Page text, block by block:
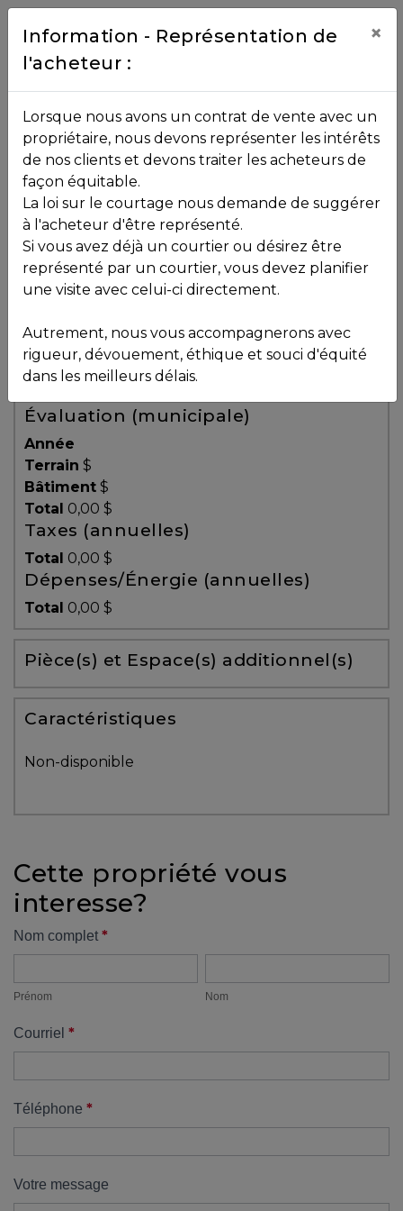
Contact
NOS
PROPRIÉTÉS
VOS
COURTIERS
Équipe
Partenaires
Témoignages
Blogue
ACHAT
Alerte
immobilière
Avec
un
courtier
vous
protégé!
outils
pour
financement
propriétaire
UNE
DÉCISION
!
de
démarrage
:
Toutes les propriétés
Vendu
, , ,
J8A 1N9
Voir plus de photos
Évaluation (municipale)
Année
Terrain $
Bâtiment $
Total 0,00 $
Taxes (annuelles)
Total 0,00 $
Dépenses/Énergie (annuelles)
Total 0,00 $
Pièce(s) et Espace(s) additionnel(s)
Caractéristiques
Non-disponible
Cette propriété vous
interesse?
Formulaire
Nom complet *
Prénom Nom
Courriel *
Téléphone *
Votre message
Information - Représentation de
l'acheteur :
×
Lorsque nous avons un contrat de vente avec un
propriétaire, nous devons représenter les intérêts
de nos clients et devons traiter les acheteurs de
façon équitable.
La loi sur le courtage nous demande de suggérer
à l'acheteur d'être représenté.
Si vous avez déjà un courtier ou désirez être
représenté par un courtier, vous devez planifier
une visite avec celui-ci directement.
Autrement, nous vous accompagnerons avec
rigueur, dévouement, éthique et souci d'équité
dans les meilleurs délais.